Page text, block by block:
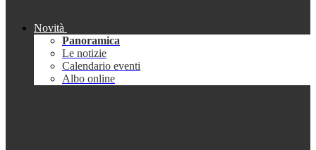
Novità
Panoramica
Le notizie
Calendario eventi
Albo online